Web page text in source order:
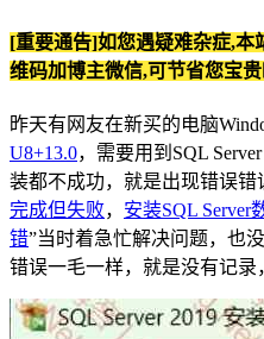
[重要通告]如您遇疑难杂症,本
维码加博主微信,可节省您宝
昨天有网友在新买的电脑
U8+13.0，需要用到SQL
装都不成功，就是出现错误错
完成但失败， 安装SQL Server
错”当时着急忙解决问题，也
错误一毛一样，就是没有记录